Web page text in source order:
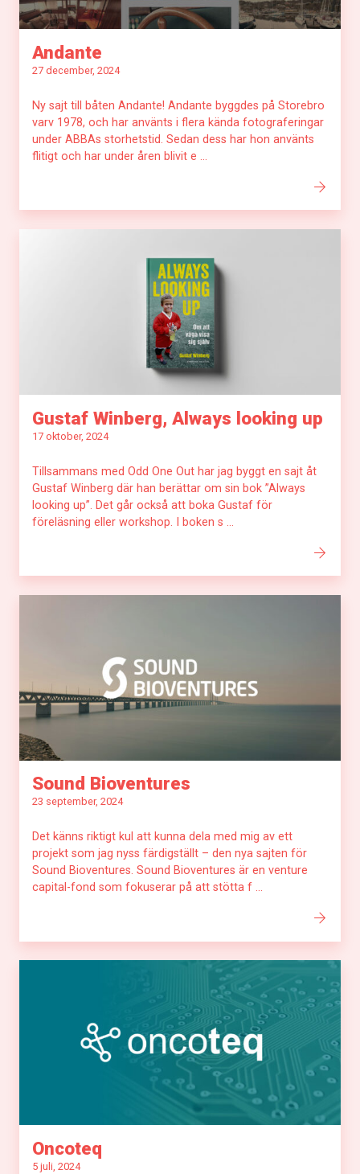
Andante
27 december, 2024
Ny sajt till båten Andante! Andante byggdes på Storebro
varv 1978, och har använts i flera kända fotograferingar
under ABBAs storhetstid. Sedan dess har hon använts
flitigt och har under åren blivit e ...
Gustaf Winberg, Always looking up
17 oktober, 2024
Tillsammans med Odd One Out har jag byggt en sajt åt
Gustaf Winberg där han berättar om sin bok ”Always
looking up”. Det går också att boka Gustaf för
föreläsning eller workshop. I boken s ...
Sound Bioventures
23 september, 2024
Det känns riktigt kul att kunna dela med mig av ett
projekt som jag nyss färdigställt – den nya sajten för
Sound Bioventures. Sound Bioventures är en venture
capital-fond som fokuserar på att stötta f ...
Oncoteq
5 juli, 2024